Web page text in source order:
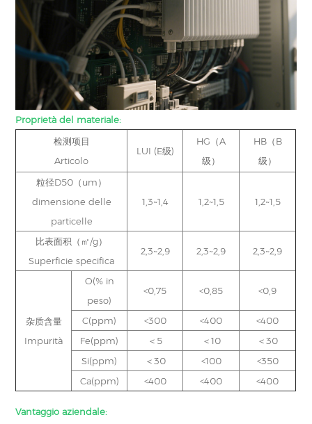
Proprietà del materiale:
检测项目
Articolo
LUI (E级)
HG（A
级）
HB（B
级）
粒径D50（um）
dimensione delle
particelle
1,3~1,4 1,2~1,5 1,2~1,5
比表面积（㎡/g）
Superficie specifica
2,3~2,9 2,3~2,9 2,3~2,9
杂质含量
Impurità
O(% in
peso)
<0,75 <0,85 <0,9
C(ppm) <300 <400
<400
Fe(ppm)
＜5 ＜10
＜30
Si(ppm)
＜30 <100
<350
Ca(ppm)
<400 <400 <400
Vantaggio aziendale: